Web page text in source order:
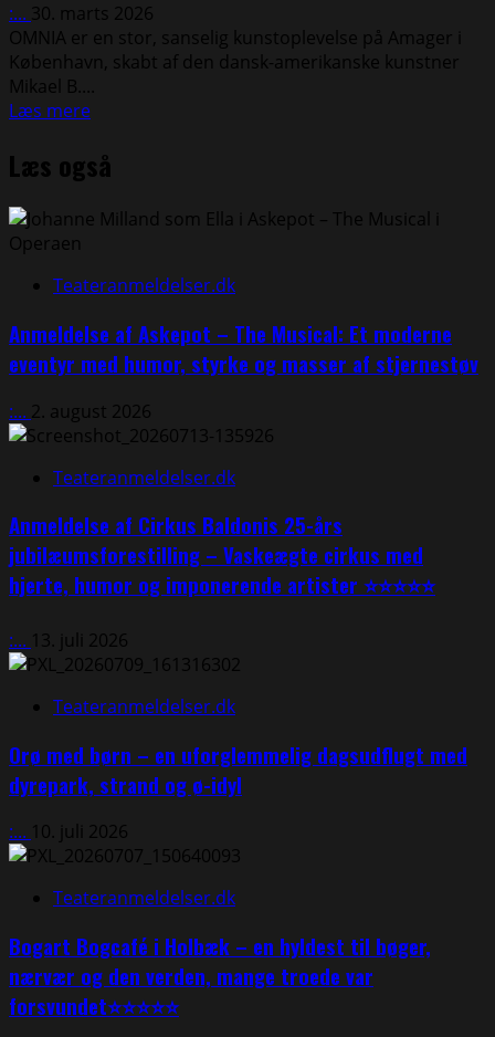
:... 30. marts 2026
OMNIA er en stor, sanselig kunstoplevelse på Amager i
København, skabt af den dansk-amerikanske kunstner
Mikael B....
Læs mereRead
about
OMNIA
en
kunstoplevelse
natur,
digitalitet
og
oplevelsesøkonomi
⭐⭐⭐⭐
Læs også
Teateranmeldelser.dk
Anmeldelse af Askepot – The Musical: Et moderne
eventyr med humor, styrke og masser af stjernestøv
:... 2. august 2026
Teateranmeldelser.dk
Anmeldelse af Cirkus Baldonis 25-års
jubilæumsforestilling – Vaskeægte cirkus med
hjerte, humor og imponerende artister ⭐⭐⭐⭐⭐
:... 13. juli 2026
Teateranmeldelser.dk
Orø med børn – en uforglemmelig dagsudflugt med
dyrepark, strand og ø-idyl
:... 10. juli 2026
Teateranmeldelser.dk
Bogart Bogcafé i Holbæk – en hyldest til bøger,
nærvær og den verden, mange troede var
forsvundet⭐⭐⭐⭐⭐